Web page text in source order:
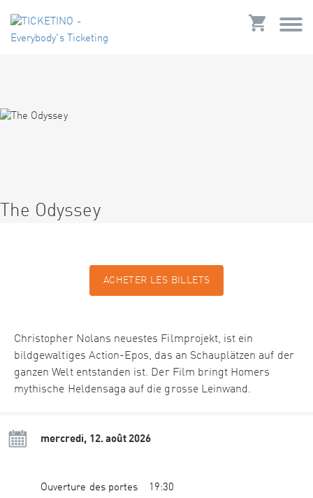
The Odyssey
ACHETER LES BILLETS
Christopher Nolans neuestes Filmprojekt, ist ein
bildgewaltiges Action-Epos, das an Schauplätzen auf der
ganzen Welt entstanden ist. Der Film bringt Homers
mythische Heldensaga auf die grosse Leinwand.
mercredi, 12. août 2026
Ouverture des portes
19:30